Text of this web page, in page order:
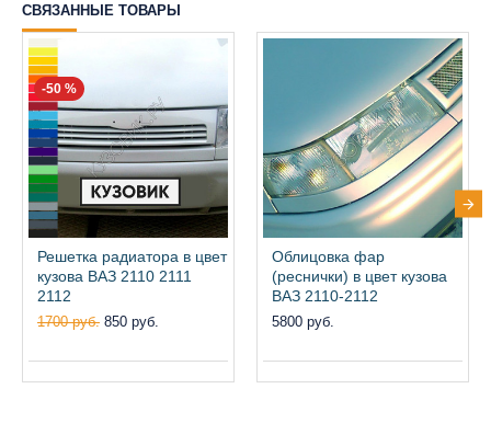
СВЯЗАННЫЕ ТОВАРЫ
-50 %
Решетка радиатора в цвет
кузова ВАЗ 2110 2111
2112
1700 руб. 850 руб.
Облицовка фар
(реснички) в цвет кузова
ВАЗ 2110-2112
5800 руб.